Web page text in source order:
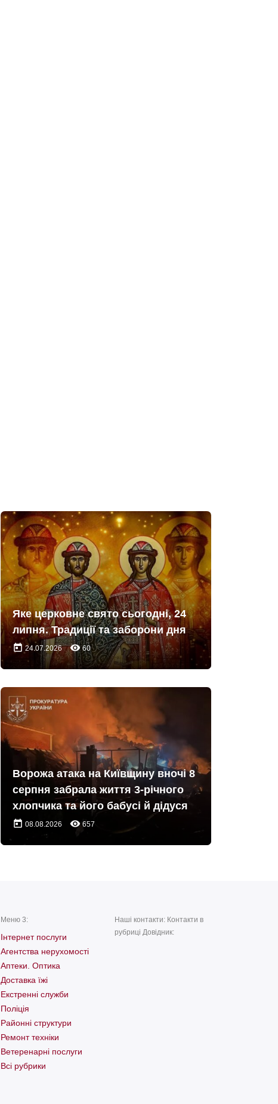
Яке церковне свято сьогодні, 24
липня. Традиції та заборони дня
today 24.07.2026 remove_red_eye60
Ворожа атака на Київщину вночі 8
серпня забрала життя 3-річного
хлопчика та його бабусі й дідуся
today 08.08.2026 remove_red_eye657
Меню 3:
Інтернет послуги
Агентства нерухомості
Аптеки. Оптика
Доставка їжі
Екстренні служби
Поліція
Районні структури
Ремонт техніки
Ветеренарні послуги
Всі рубрики
Наші контакти: Контакти в
рубриці Довідник: